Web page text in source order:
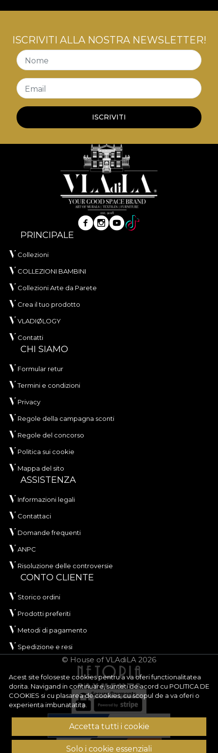
Acest site foloseste cookies pentru a va oferi functionalitatea
dorita. Navigand in continuare, sunteti de acord cu POLITICA DE
COOKIES si cu plasarea de cookies, cu scopul de a va oferi o
experienta imbunatatita.
Accetta tutti i cookie
Solo i cookie essenziali
ISCRIVITI ALLA NOSTRA NEWSLETTER!
Nome
Email
ISCRIVITI
PRINCIPALE
Collezioni
COLLEZIONI BAMBINI
Collezioni Arte da Parete
Crea il tuo prodotto
VLADIØLOGY
Contatti
CHI SIAMO
Formular retur
Termini e condizioni
Privacy
Regole della campagna sconti
Regole del concorso
Politica sui cookie
Mappa del sito
ASSISTENZA
Informazioni legali
Contattaci
Domande frequenti
ANPC
Risoluzione delle controversie
CONTO CLIENTE
Storico ordini
Prodotti preferiti
Metodi di pagamento
Spedizione e resi
© House of VLAdiLA 2026